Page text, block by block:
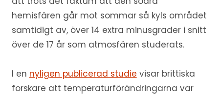
hemisfären går mot sommar så kyls området
samtidigt av, över 14 extra minusgrader i snitt
över de 17 år som atmosfären studerats.
I en nyligen publicerad studie visar brittiska
forskare att temperaturförändringarna var